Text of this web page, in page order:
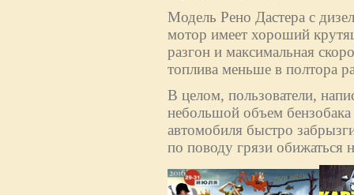
Модель Рено Дастера с
мотор имеет хороший
разгон и максимальная
топлива меньше в полтора
В целом, пользователи,
небольшой объем бензобака
автомобиля быстро
по поводу грязи обижаться